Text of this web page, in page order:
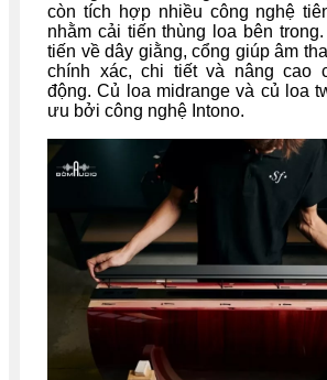
còn tích hợp nhiều công nghệ
nhằm cải tiến thùng loa bên
tiến về dây giằng, cổng giúp âm
chính xác, chi tiết và nâng cao
động. Củ loa midrange và củ loa
ưu bởi công nghệ Intono.